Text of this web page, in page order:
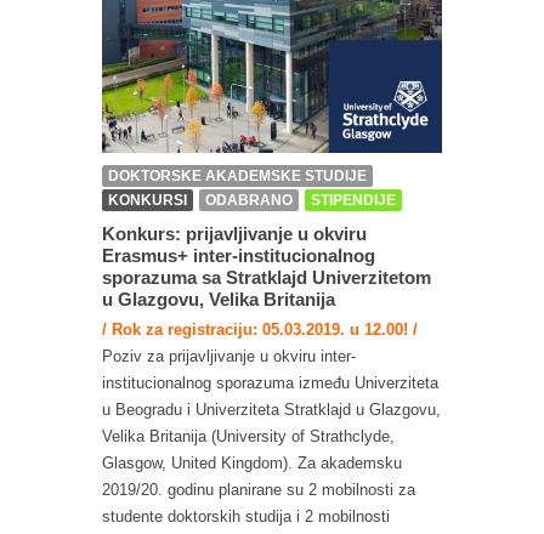
DOKTORSKE AKADEMSKE STUDIJE
KONKURSI
ODABRANO STIPENDIJE
Konkurs: prijavljivanje u okviru
Erasmus+ inter-institucionalnog
sporazuma sa Stratklajd Univerzitetom
u Glazgovu, Velika Britanija
/ Rok za registraciju: 05.03.2019. u 12.00! /
Poziv za prijavljivanje u okviru inter-
institucionalnog sporazuma između Univerziteta
u Beogradu i Univerziteta Stratklajd u Glazgovu,
Velika Britanija (University of Strathclyde,
Glasgow, United Kingdom). Za akademsku
2019/20. godinu planirane su 2 mobilnosti za
studente doktorskih studija i 2 mobilnosti